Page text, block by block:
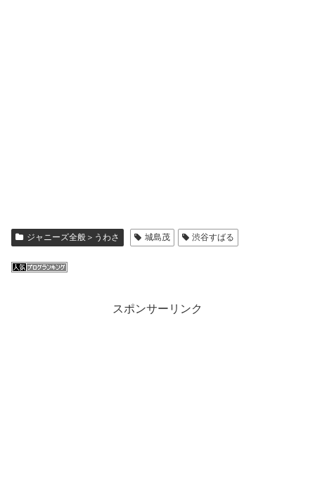
ジャニーズ全般＞うわさ 城島茂 渋谷すばる
スポンサーリンク